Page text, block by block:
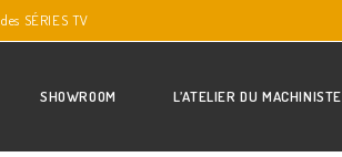
SÉRIES TV
SHOWROOM L’ATELIER DU MACHINISTE